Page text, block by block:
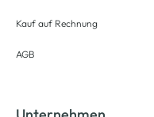
Kauf auf Rechnung
AGB